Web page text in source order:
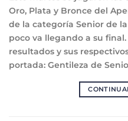
Oro, Plata y Bronce del
de la categoría Senior de
poco va llegando a su
resultados y sus
portada: Gentileza de